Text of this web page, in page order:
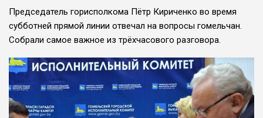
Председатель горисполко­ма Пётр Кириченко во время
субботней прямой линии от­вечал на вопросы гомельчан.
Cобрали са­мое важное из трёхчасового разговора.